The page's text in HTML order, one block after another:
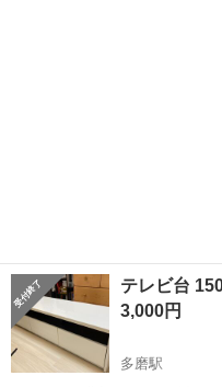
テレビ台
3,000円
多磨駅